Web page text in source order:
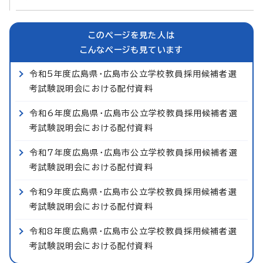
このページを見た人は
こんなページも見ています
令和5年度広島県・広島市公立学校教員採用候補者選
考試験説明会における配付資料
令和6年度広島県・広島市公立学校教員採用候補者選
考試験説明会における配付資料
令和7年度広島県・広島市公立学校教員採用候補者選
考試験説明会における配付資料
令和9年度広島県・広島市公立学校教員採用候補者選
考試験説明会における配付資料
令和8年度広島県・広島市公立学校教員採用候補者選
考試験説明会における配付資料